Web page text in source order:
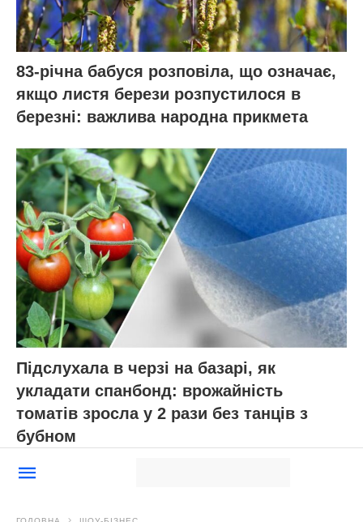
83-річна бабуся розповіла, що означає,
якщо листя берези розпустилося в
березні: важлива народна прикмета
Підслухала в черзі на базарі, як
укладати спанбонд: врожайність
томатів зросла у 2 рази без танців з
бубном